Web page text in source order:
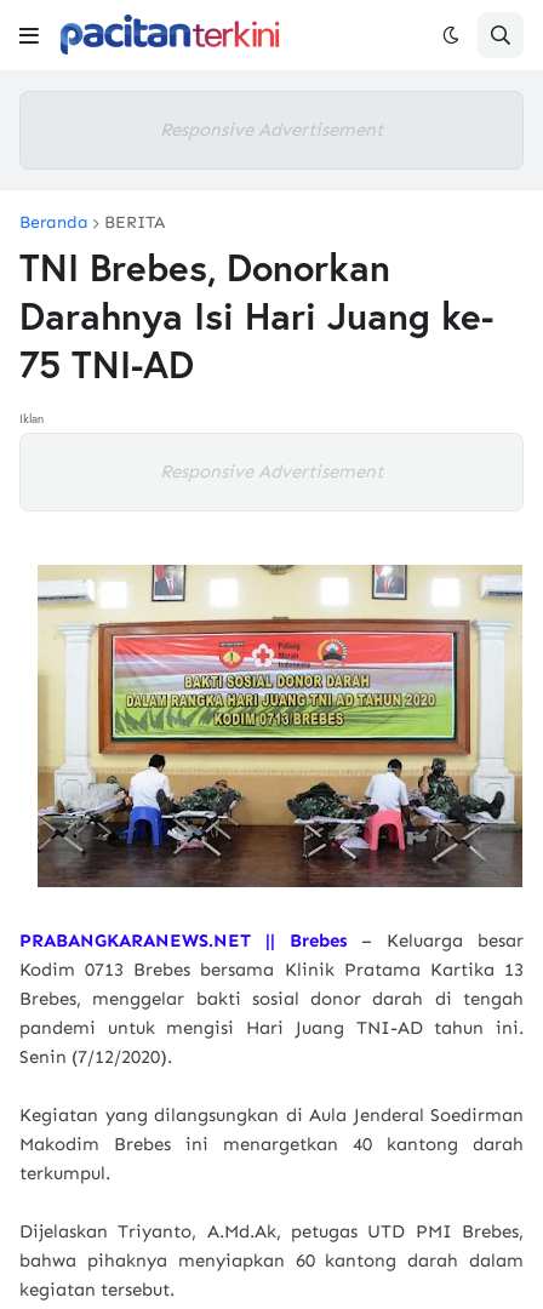
Responsive Advertisement
Beranda BERITA
TNI Brebes, Donorkan
Darahnya Isi Hari Juang ke-
75 TNI-AD
Iklan
Responsive Advertisement
PRABANGKARANEWS.NET || Brebes – Keluarga besar
Kodim 0713 Brebes bersama Klinik Pratama Kartika 13
Brebes, menggelar bakti sosial donor darah di tengah
pandemi untuk mengisi Hari Juang TNI-AD tahun ini.
Senin (7/12/2020).
Kegiatan yang dilangsungkan di Aula Jenderal Soedirman
Makodim Brebes ini menargetkan 40 kantong darah
terkumpul.
Dijelaskan Triyanto, A.Md.Ak, petugas UTD PMI Brebes,
bahwa pihaknya menyiapkan 60 kantong darah dalam
kegiatan tersebut.